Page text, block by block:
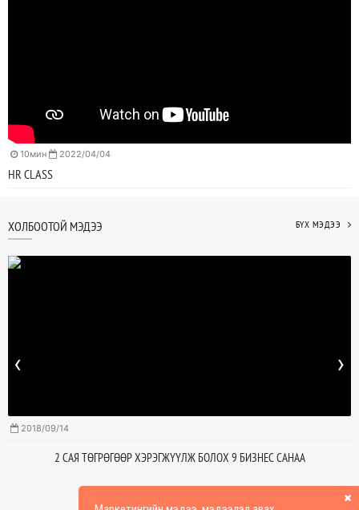
10мин 2022/04/04
HR CLASS
ХОЛБООТОЙ МЭДЭЭ БҮХ МЭДЭЭ
2018/09/14
2 САЯ ТӨГРӨГӨӨР ХЭРЭГЖҮҮЛЖ БОЛОХ 9 БИЗНЕС САНАА
‹ ›